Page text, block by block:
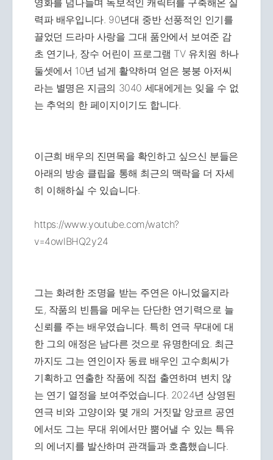
영화를 넘나들며 독보적인 캐릭터를 구축해온 실
력파 배우입니다. 90년대 중반 선풍적인 인기를
끌었던 드라마 사랑을 그대 품안에서 보여준 감
초 연기나, 장수 어린이 프로그램 TV 유치원 하나
둘셋에서 10년 넘게 활약하며 얻은 붕붕 아저씨
라는 별명은 지금의 3040 세대에게는 잊을 수 없
는 추억의 한 페이지이기도 합니다.
이근희 배우의 진면목을 확인하고 싶으신 분들은
아래의 방송 클립을 통해 최근의 맥락을 더 자세
히 이해하실 수 있습니다.
https://www.youtube.com/watch?
v=4owlBHQ2y24
그는 화려한 조명을 받는 주연은 아니었을지라
도, 작품의 빈틈을 메우는 단단한 연기력으로 늘
신뢰를 주는 배우였습니다. 특히 연극 무대에 대
한 그의 애정은 남다른 것으로 유명한데요. 최근
까지도 그는 연인이자 동료 배우인 고수희씨가
기획하고 연출한 작품에 직접 출연하며 변치 않
는 연기 열정을 보여주었습니다. 2024년 상영된
연극 비와 고양이와 몇 개의 거짓말 앙코르 공연
에서도 그는 무대 위에서만 뿜어낼 수 있는 특유
의 에너지를 발산하며 관객들과 호흡했습니다.